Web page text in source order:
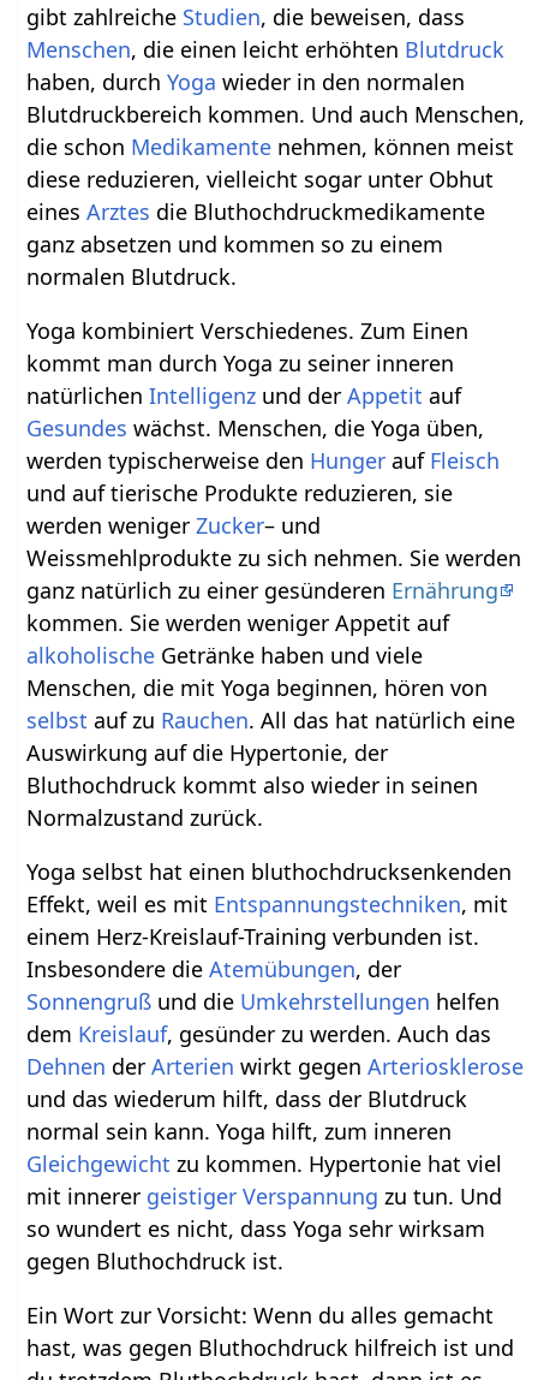
gibt zahlreiche Studien, die beweisen, dass
Menschen, die einen leicht erhöhten Blutdruck
haben, durchYoga wieder in den normalen
Blutdruckbereich kommen. Und auch Menschen,
die schon Medikamente nehmen, können meist
diese reduzieren, vielleicht sogar unter Obhut
einesArztes die Bluthochdruckmedikamente
ganz absetzen und kommen so zu einem
normalen Blutdruck.
Yoga kombiniert Verschiedenes. Zum Einen
kommt man durch Yoga zu seiner inneren
natürlichenIntelligenz und derAppetit auf
Gesundes wächst. Menschen, die Yoga üben,
werden typischerweise den Hunger auf Fleisch
und auf tierische Produkte reduzieren, sie
werden wenigerZucker– und
Weissmehlprodukte zu sich nehmen. Sie werden
ganz natürlich zu einer gesünderen Ernährung
kommen. Sie werden weniger Appetit auf
alkoholische Getränke haben und viele
Menschen, die mit Yoga beginnen, hören von
selbst auf zu Rauchen. All das hat natürlich eine
Auswirkung auf die Hypertonie, der
Bluthochdruck kommt also wieder in seinen
Normalzustand zurück.
Yoga selbst hat einen bluthochdrucksenkenden
Effekt, weil es mit Entspannungstechniken, mit
einem Herz-Kreislauf-Training verbunden ist.
Insbesondere dieAtemübungen, der
Sonnengruß und die Umkehrstellungen helfen
dem Kreislauf, gesünder zu werden. Auch das
Dehnen derArterien wirkt gegenArteriosklerose
und das wiederum hilft, dass der Blutdruck
normal sein kann. Yoga hilft, zum inneren
Gleichgewicht zu kommen. Hypertonie hat viel
mit innerer geistiger Verspannung zu tun. Und
so wundert es nicht, dass Yoga sehr wirksam
gegen Bluthochdruck ist.
Ein Wort zur Vorsicht: Wenn du alles gemacht
hast, was gegen Bluthochdruck hilfreich ist und